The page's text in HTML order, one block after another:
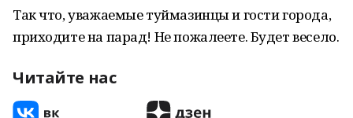
Так что, уважаемые туймазинцы и гости города,
приходите на парад! Не пожалеете. Будет весело.
Читайте нас